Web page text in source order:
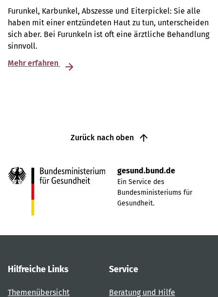
Furunkel, Karbunkel, Abszesse und Eiterpickel: Sie alle
haben mit einer entzündeten Haut zu tun, unterscheiden
sich aber. Bei Furunkeln ist oft eine ärztliche Behandlung
sinnvoll.
Mehr erfahren
Zurück nach oben
gesund.bund.de
Ein Service des
Bundesministeriums für
Gesundheit.
Hilfreiche Links
Themenübersicht
Service
Beratung und Hilfe